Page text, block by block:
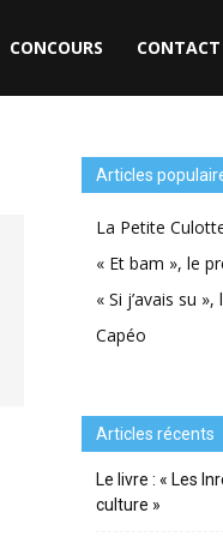
CONCOURS CONTACT
Articles
La Petite
« Et bam », le
« Si j’avais su
Capéo
Articles récents
Le livre : « Les
culture »